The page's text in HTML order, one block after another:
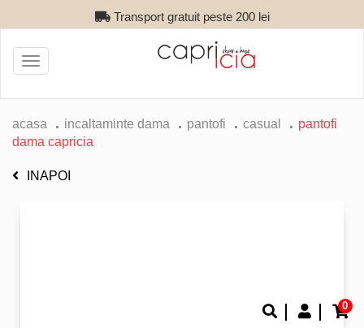
Transport gratuit peste 200 lei
0
Toggle
navigation
acasa incaltaminte dama pantofi casual
pantofi
dama capricia
INAPOI